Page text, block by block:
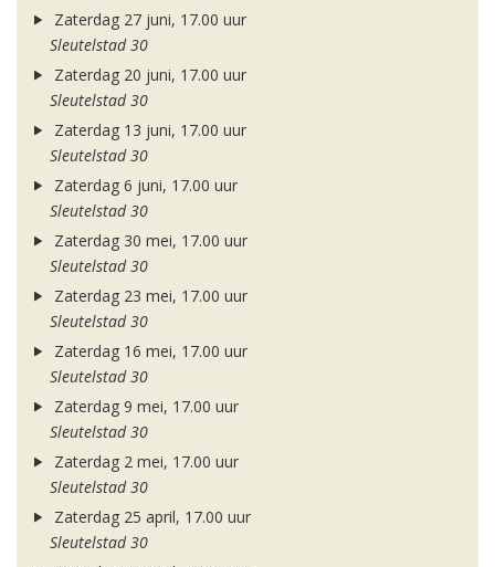
Zaterdag 27 juni, 17.00 uur
Sleutelstad 30
Zaterdag 20 juni, 17.00 uur
Sleutelstad 30
Zaterdag 13 juni, 17.00 uur
Sleutelstad 30
Zaterdag 6 juni, 17.00 uur
Sleutelstad 30
Zaterdag 30 mei, 17.00 uur
Sleutelstad 30
Zaterdag 23 mei, 17.00 uur
Sleutelstad 30
Zaterdag 16 mei, 17.00 uur
Sleutelstad 30
Zaterdag 9 mei, 17.00 uur
Sleutelstad 30
Zaterdag 2 mei, 17.00 uur
Sleutelstad 30
Zaterdag 25 april, 17.00 uur
Sleutelstad 30